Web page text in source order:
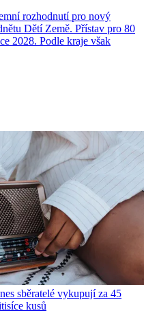
rozhodnutí pro nový
Dětí Země. Přístav pro 80
2028. Podle kraje však
sběratelé vykupují za 45
kusů